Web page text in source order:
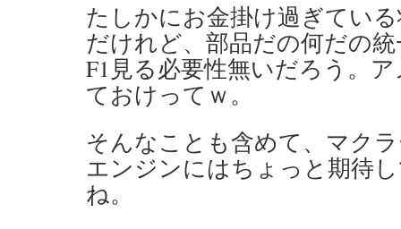
たしかにお金掛け過ぎてい
だけれど、部品だの何だの
F1見る必要性無いだろう。
ておけってｗ。
そんなことも含めて、マク
エンジンにはちょっと期待
ね。